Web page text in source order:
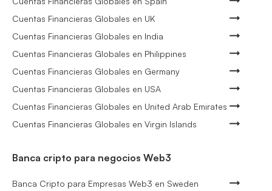
Cuentas Financieras Globales en UK
Cuentas Financieras Globales en India
Cuentas Financieras Globales en Philippines
Cuentas Financieras Globales en Germany
Cuentas Financieras Globales en USA
Cuentas Financieras Globales en United Arab Emirates
Cuentas Financieras Globales en Virgin Islands
Banca cripto para negocios Web3
Banca Cripto para Empresas Web3 en Sweden